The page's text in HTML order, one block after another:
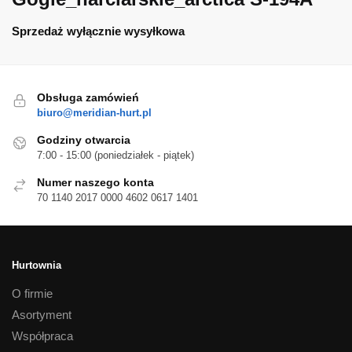
Sprzedaż wyłącznie wysyłkowa
Obsługa zamówień
biuro@meridian-hurt.pl
Godziny otwarcia
7:00 - 15:00 (poniedziałek - piątek)
Numer naszego konta
70 1140 2017 0000 4602 0617 1401
Hurtownia
O firmie
Asortyment
Współpraca